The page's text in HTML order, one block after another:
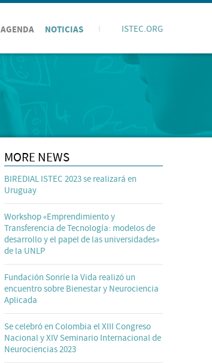
AGENDA NOTICIAS ISTEC.ORG
MORE NEWS
BIREDIAL ISTEC 2023 se realizará en
Uruguay
Workshop «Emprendimiento y
Transferencia de Tecnología: modelos de
desarrollo y el papel de las universidades»
de la UNLP
Fundación Sonríe la Vida realizó un
encuentro sobre Bienestar y Neurociencia
Aplicada
Se celebró en Colombia el XIII Congreso
Nacional y XIV Seminario Internacional de
Neurociencias 2023